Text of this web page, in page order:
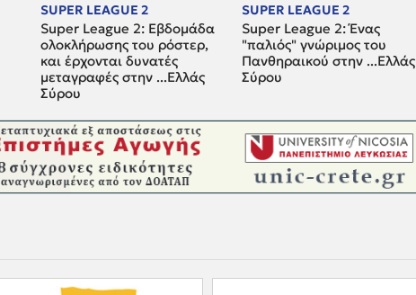
SUPER LEAGUE 2
Super League 2: Εβδομάδα
ολοκλήρωσης του ρόστερ,
και έρχονται δυνατές
μεταγραφές στην ...Ελλάς
Σύρου
SUPER LEAGUE 2
Super League 2: Ένας
"παλιός" γνώριμος του
Πανθηραικού στην ...Ελλάς
Σύρου